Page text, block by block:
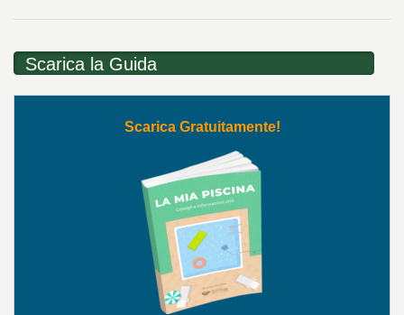
Scarica la Guida
Scarica Gratuitamente!